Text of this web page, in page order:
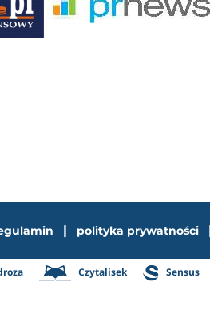
| polityka prywatności
Czytalisek Sensus